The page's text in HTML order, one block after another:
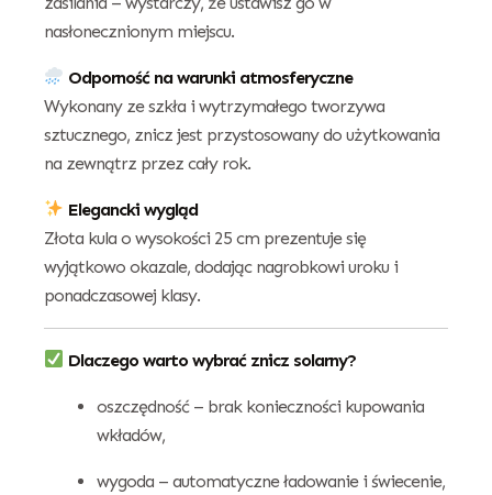
nasłonecznionym miejscu.
Odporność na warunki atmosferyczne
Wykonany ze szkła i wytrzymałego tworzywa
sztucznego, znicz jest przystosowany do użytkowania
na zewnątrz przez cały rok.
Elegancki wygląd
Złota kula o wysokości 25 cm prezentuje się
wyjątkowo okazale, dodając nagrobkowi uroku i
ponadczasowej klasy.
Dlaczego warto wybrać znicz solarny?
oszczędność – brak konieczności kupowania
wkładów,
wygoda – automatyczne ładowanie i świecenie,